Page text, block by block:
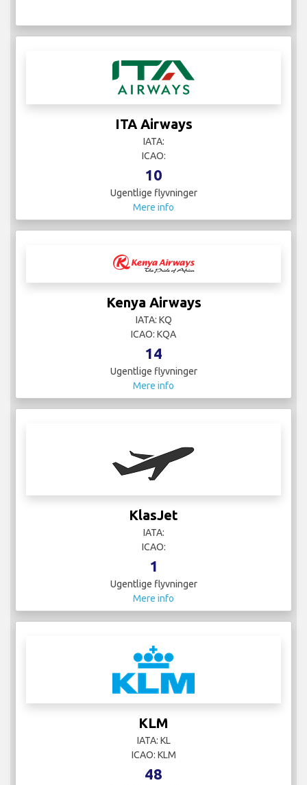
ITA Airways
IATA:
ICAO:
10
Ugentlige flyvninger
Mere info
Kenya Airways
IATA: KQ
ICAO: KQA
14
Ugentlige flyvninger
Mere info
KlasJet
IATA:
ICAO:
1
Ugentlige flyvninger
Mere info
KLM
IATA: KL
ICAO: KLM
48